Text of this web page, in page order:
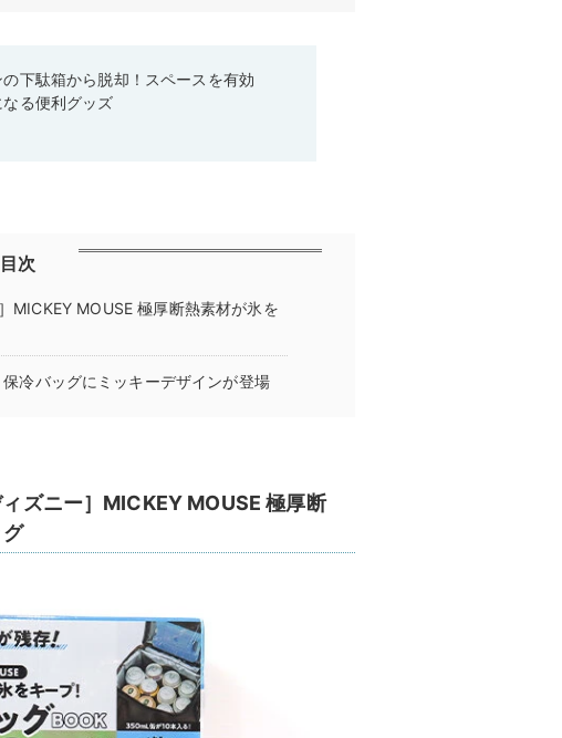
下駄箱から脱却！スペースを有効
る便利グッズ
目次
MOUSE 極厚断熱素材が氷を
冷バッグにミッキーデザインが登場
ズニー］MICKEY MOUSE 極厚断